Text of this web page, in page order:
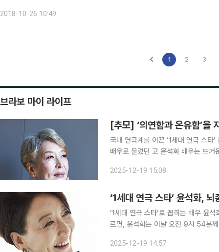
2018-10-26 10:49
1 2 3
브라보 마이 라이프
[추모] ‘의연함과 온유함’을
국내 연극계를 이끈 ‘1세대 연극 스
배우로 불렸던 고 윤석화 배우는 뜨
년 본 매체와의 인터뷰에서 “불행은
2025-12-19 15:08
‘1세대 연극 스타’ 윤석화,
‘1세대 연극 스타’로 꼽히는 배우 윤
르면, 윤석화는 이날 오전 9시 54분
대에 올렸고, 이듬해 ‘햄릿’까지 활동
2025-12-19 14:57